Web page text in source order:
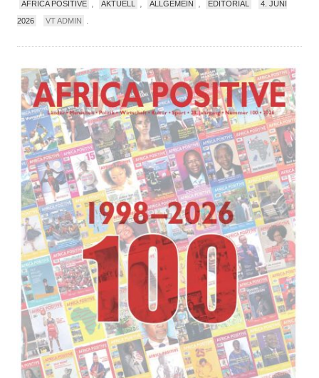
AFRICA POSITIVE , AKTUELL , ALLGEMEIN , EDITORIAL
4. JUNI
2026
VT ADMIN .